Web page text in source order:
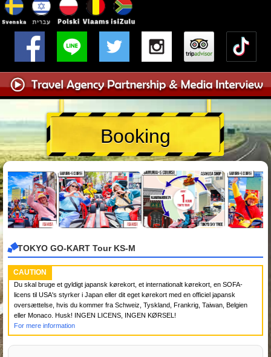
Booking
TOKYO GO-KART Tour KS-M
CAUTION
Du skal bruge et gyldigt japansk kørekort, et internationalt kørekort, en SOFA-
licens til USA's styrker i Japan eller dit eget kørekort med en officiel japansk
oversættelse, hvis du kommer fra Schweiz, Tyskland, Frankrig, Taiwan, Belgien
eller Monaco. Husk! INGEN LICENS, INGEN KØRSEL!
For mere information